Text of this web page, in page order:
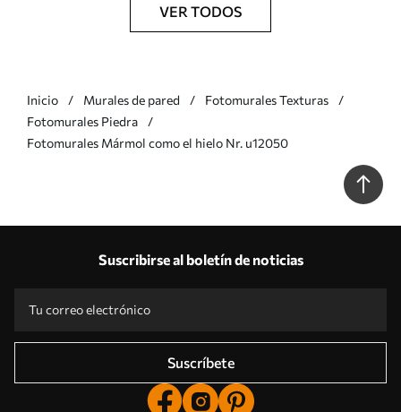
VER TODOS
Inicio Murales de pared
Fotomurales Texturas
Fotomurales Piedra
Fotomurales Mármol como el hielo Nr. u12050
Suscribirse al boletín de noticias
Suscríbete